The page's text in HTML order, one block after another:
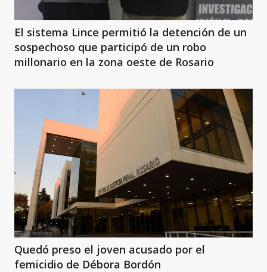
El sistema Lince permitió la detención de un
sospechoso que participó de un robo
millonario en la zona oeste de Rosario
Quedó preso el joven acusado por el
femicidio de Débora Bordón